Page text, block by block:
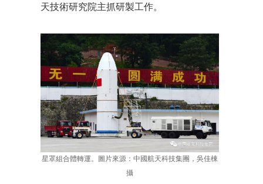
天技術研究院主抓研製工作。
星罩組合體轉運。圖片來源：中國航天科技集團，吳佳棟
攝